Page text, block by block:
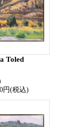
Toled
円(税込)